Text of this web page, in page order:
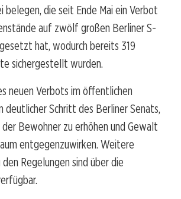
belegen, die seit Ende Mai ein Verbot
auf zwölf großen Berliner S-
hat, wodurch bereits 319
sichergestellt wurden.
neuen Verbots im öffentlichen
deutlicher Schritt des Berliner Senats,
Bewohner zu erhöhen und Gewalt
entgegenzuwirken. Weitere
Regelungen sind über die